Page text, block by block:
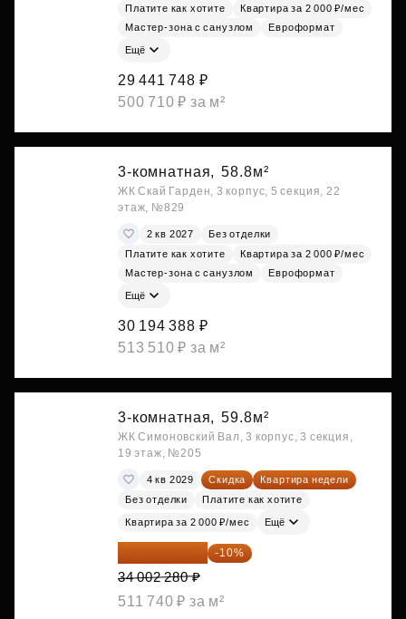
Платите как хотите
Квартира за 2 000 ₽/мес
Мастер-зона с санузлом
Евроформат
Ещё
29 441 748 ₽
500 710 ₽ за м²
3-комнатная, 58.8м²
ЖК Скай Гарден, 3 корпус, 5 секция, 22
этаж, №829
2 кв 2027
Без отделки
Платите как хотите
Квартира за 2 000 ₽/мес
Мастер-зона с санузлом
Евроформат
Ещё
30 194 388 ₽
513 510 ₽ за м²
3-комнатная, 59.8м²
ЖК Симоновский Вал, 3 корпус, 3 секция,
19 этаж, №205
4 кв 2029 Скидка
Квартира недели
Без отделки
Платите как хотите
Квартира за 2 000 ₽/мес Ещё
30 602 052 ₽ -10%
34 002 280 ₽
511 740 ₽ за м²